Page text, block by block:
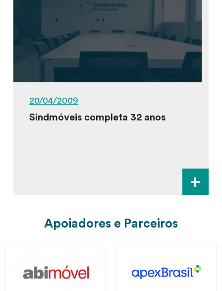
20/04/2009
Sindmóveis completa 32 anos
+
Apoiadores e Parceiros